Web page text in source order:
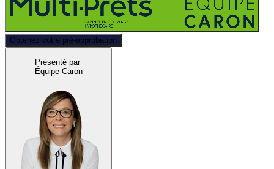
Obtenez votre pré-approbation
Présenté par
Équipe Caron